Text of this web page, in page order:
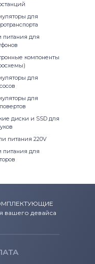
IBM
Apple
LG
Uniwill
для
питания для
компоненты
для
для
диски и SSD для
питания 220V
питания для
вашего девайса